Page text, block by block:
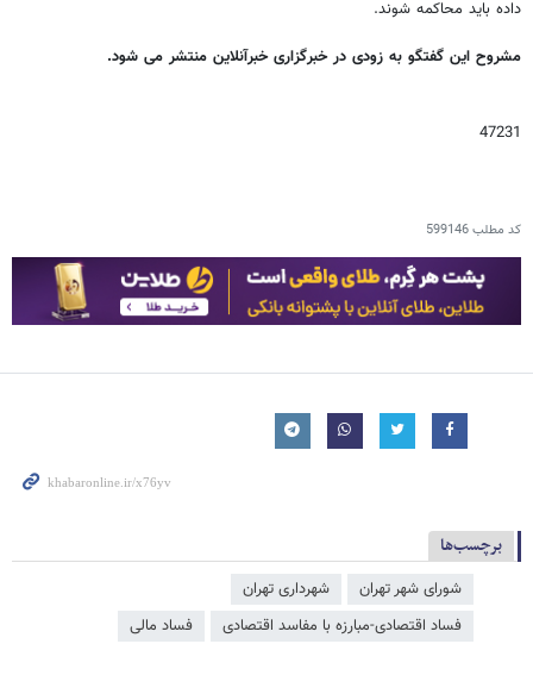
داده باید محاکمه شوند.
مشروح این گفتگو به زودی در خبرگزاری خبرآنلاین منتشر می شود.
47231
کد مطلب599146
برچسب‌ها
شورای شهر تهران
شهرداری تهران
فساد اقتصادی-مبارزه با مفاسد اقتصادی
فساد مالی